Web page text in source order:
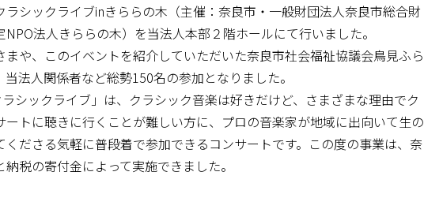
ラシックライブinきららの木（主催：奈良市・一般財団法人奈良市総合財
法人きららの木）を当法人本部２階ホールにて行いました。
まや、このイベントを紹介していただいた奈良市社会福祉協議会鳥見ふら
当法人関係者など総勢150名の参加となりました。
ラシックライブ」は、クラシック音楽は好きだけど、さまざまな理由でク
ートに聴きに行くことが難しい方に、プロの音楽家が地域に出向いて生の
くださる気軽に普段着で参加できるコンサートです。この度の事業は、奈
税の寄付金によって実施できました。